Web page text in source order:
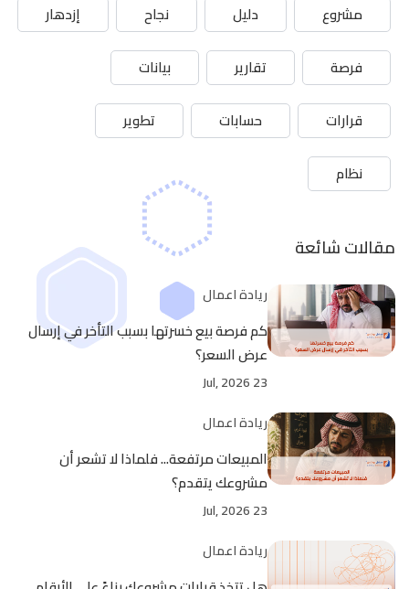
مقالات شائعة
ريادة اعمال
كم فرصة بيع خسرتها بسبب التأخر في إرسال
عرض السعر؟
23 Jul, 2026
ريادة اعمال
المبيعات مرتفعة... فلماذا لا تشعر أن
مشروعك يتقدم؟
23 Jul, 2026
ريادة اعمال
مشروع دليل نجاح
إزدهار
فرصة
تقارير
بيانات
قرارات
حسابات
تطوير
نظام